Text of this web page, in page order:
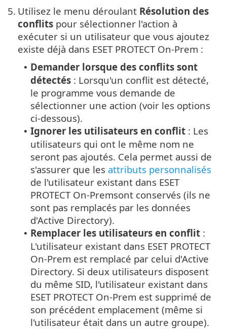
5. Utilisez le menu déroulant Résolution des
conflits pour sélectionner l'action à
exécuter si un utilisateur que vous ajoutez
existe déjà dans ESET PROTECT On-Prem :
• Demander lorsque des conflits sont
détectés : Lorsqu'un conflit est détecté,
le programme vous demande de
sélectionner une action (voir les options
ci-dessous).
• Ignorer les utilisateurs en conflit : Les
utilisateurs qui ont le même nom ne
seront pas ajoutés. Cela permet aussi de
s'assurer que les attributs personnalisés
de l'utilisateur existant dans ESET
PROTECT On-Premsont conservés (ils ne
sont pas remplacés par les données
d'Active Directory).
• Remplacer les utilisateurs en conflit :
L'utilisateur existant dans ESET PROTECT
On-Prem est remplacé par celui d'Active
Directory. Si deux utilisateurs disposent
du même SID, l'utilisateur existant dans
ESET PROTECT On-Prem est supprimé de
son précédent emplacement (même si
l'utilisateur était dans un autre groupe).